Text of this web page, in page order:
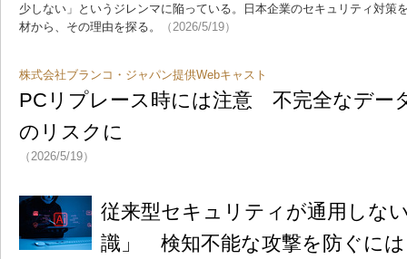
少しない」というジレンマに陥っている。日本企業のセキュリティ対策
材から、その理由を探る。
（2026/5/19）
株式会社ブランコ・ジャパン提供Webキャスト
PCリプレース時には注意 不完全なデー
のリスクに
（2026/5/19）
従来型セキュリティが通用しな
識」 検知不能な攻撃を防ぐには